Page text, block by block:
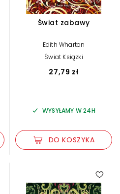
Świat zabawy
Edith Wharton
Świat Książki
27,79 zł
WYSYŁAMY W 24H
DO KOSZYKA
3.00